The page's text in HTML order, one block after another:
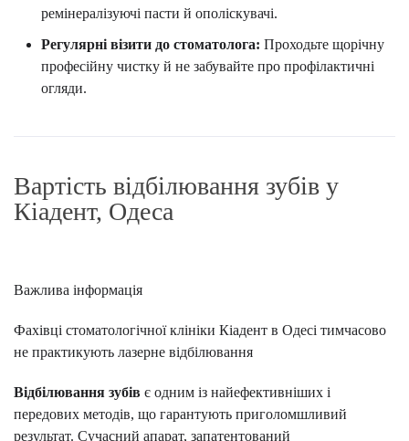
ремінералізуючі пасти й ополіскувачі.
Регулярні візити до стоматолога: Проходьте щорічну
професійну чистку й не забувайте про профілактичні
огляди.
Вартість відбілювання зубів у
Кіадент, Одеса
Важлива інформація
Фахівці стоматологічної клініки Кіадент в Одесі тимчасово
не практикують лазерне відбілювання
Відбілювання зубів є одним із найефективніших і
передових методів, що гарантують приголомшливий
результат. Сучасний апарат, запатентований